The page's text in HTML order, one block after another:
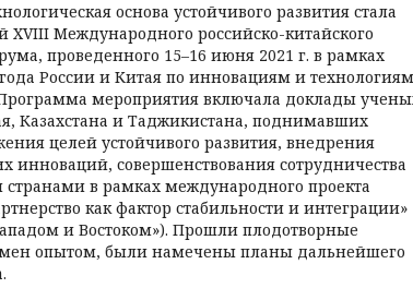
основа устойчивого развития стала
XVIII Международного российско-китайского
проведенного 15–16 июня 2021 г. в рамках
России и Китая по инновациям и технологиям
Программа мероприятия включала доклады
Казахстана и Таджикистана, поднимавших
целей устойчивого развития, внедрения
инноваций, совершенствования сотрудничества
в рамках международного проекта
как фактор стабильности и интеграции»
и Востоком»). Прошли плодотворные
опытом, были намечены планы дальнейшего